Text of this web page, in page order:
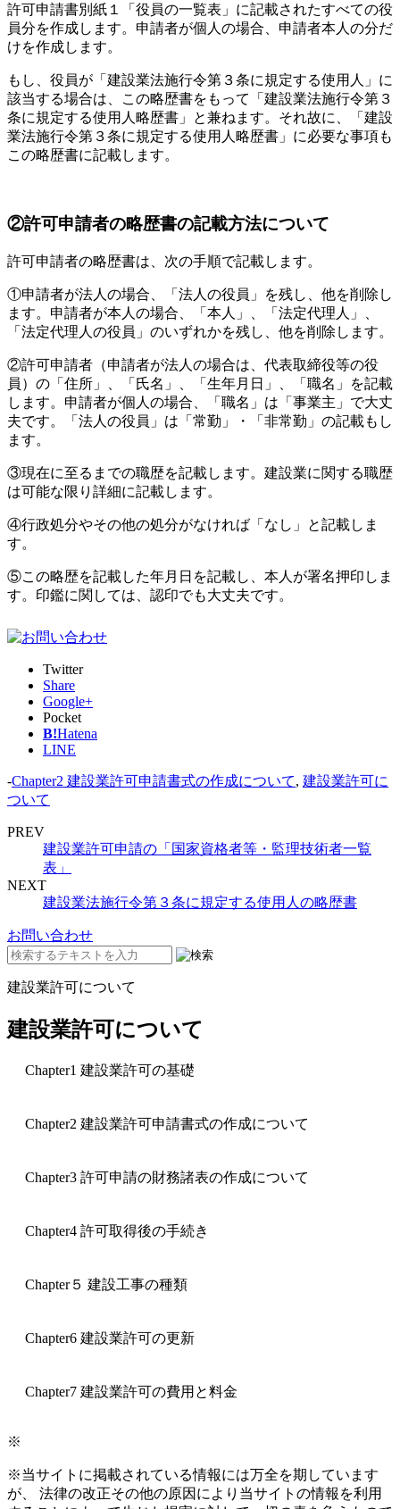
許可申請書別紙１「役員の一覧表」に記載されたすべての役
員分を作成します。申請者が個人の場合、申請者本人の分だ
けを作成します。
もし、役員が「建設業法施行令第３条に規定する使用人」に
該当する場合は、この略歴書をもって「建設業法施行令第３
条に規定する使用人略歴書」と兼ねます。それ故に、「建設
業法施行令第３条に規定する使用人略歴書」に必要な事項も
この略歴書に記載します。
②許可申請者の略歴書の記載方法について
許可申請者の略歴書は、次の手順で記載します。
①申請者が法人の場合、「法人の役員」を残し、他を削除し
ます。申請者が本人の場合、「本人」、「法定代理人」、
「法定代理人の役員」のいずれかを残し、他を削除します。
②許可申請者（申請者が法人の場合は、代表取締役等の役
員）の「住所」、「氏名」、「生年月日」、「職名」を記載
します。申請者が個人の場合、「職名」は「事業主」で大丈
夫です。「法人の役員」は「常勤」・「非常勤」の記載もし
ます。
③現在に至るまでの職歴を記載します。建設業に関する職歴
は可能な限り詳細に記載します。
④行政処分やその他の処分がなければ「なし」と記載しま
す。
⑤この略歴を記載した年月日を記載し、本人が署名押印しま
す。印鑑に関しては、認印でも大丈夫です。
Twitter
Share
Google+
Pocket
B!Hatena
LINE
-Chapter2 建設業許可申請書式の作成について, 建設業許可に
ついて
PREV
建設業許可申請の「国家資格者等・監理技術者一覧
表」
NEXT
建設業法施行令第３条に規定する使用人の略歴書
お問い合わせ
建設業許可について
建設業許可について
Chapter1 建設業許可の基礎
Chapter2 建設業許可申請書式の作成について
Chapter3 許可申請の財務諸表の作成について
Chapter4 許可取得後の手続き
Chapter５ 建設工事の種類
Chapter6 建設業許可の更新
Chapter7 建設業許可の費用と料金
※
※当サイトに掲載されている情報には万全を期しています
が、 法律の改正その他の原因により当サイトの情報を利用